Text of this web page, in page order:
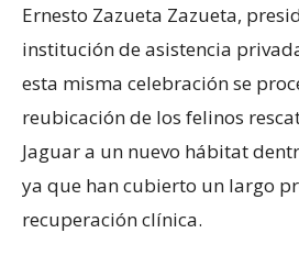
Ernesto Zazueta Zazueta,
institución de asistencia
esta misma celebración se
reubicación de los felinos
Jaguar a un nuevo hábitat
ya que han cubierto un largo
recuperación clínica.